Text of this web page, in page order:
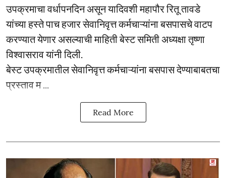
उपक्रमाचा वर्धापनदिन असून यादिवशी महापौर रितू तावडे
यांच्या हस्ते पाच हजार सेवानिवृत्त कर्मचाऱ्यांना बसपासचे वाटप
करण्यात येणार असल्याची माहिती बेस्ट समिती अध्यक्षा तृष्णा
विश्वासराव यांनी दिली.
बेस्ट उपक्रमातील सेवानिवृत्त कर्मचाऱ्यांना बसपास देण्याबाबतचा
प्रस्ताव म ...
Read More